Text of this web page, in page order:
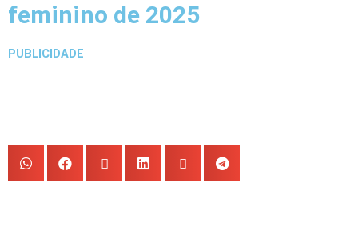
feminino de 2025
PUBLICIDADE